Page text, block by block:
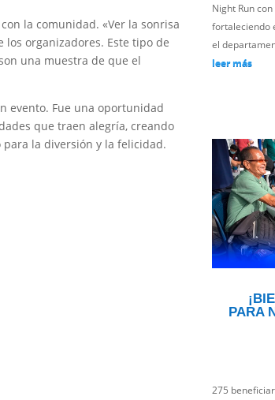
la comunidad. «Ver la sonrisa
organizadores. Este tipo de
una muestra de que el
evento. Fue una oportunidad
que traen alegría, creando
la diversión y la felicidad.
Night Run
fortaleciendo
el
leer más
PARA
275